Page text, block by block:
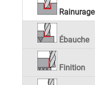
Rainurage
Ébauche
Finition